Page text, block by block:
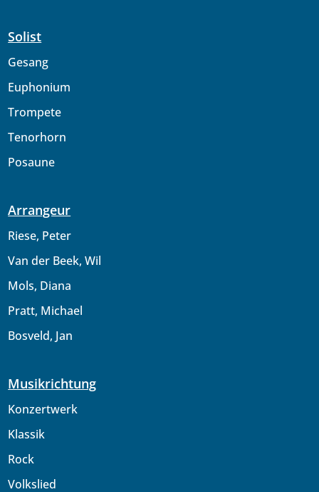
Solist
Gesang
Euphonium
Trompete
Tenorhorn
Posaune
Arrangeur
Riese, Peter
Van der Beek, Wil
Mols, Diana
Pratt, Michael
Bosveld, Jan
Musikrichtung
Konzertwerk
Klassik
Rock
Volkslied